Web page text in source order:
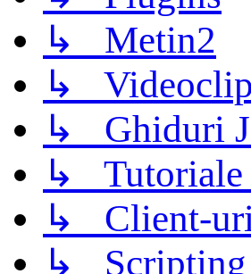
↳ Metin2
↳
↳ Ghiduri
↳ Tutoriale
↳ Client-
↳ Scripting